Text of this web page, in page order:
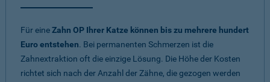
Für eineZahn OP Ihrer Katze können bis zu mehrere hundert
Euro entstehen. Bei permanenten Schmerzen ist die
Zahnextraktion oft die einzige Lösung. Die Höhe der Kosten
richtet sich nach der Anzahl der Zähne, die gezogen werden